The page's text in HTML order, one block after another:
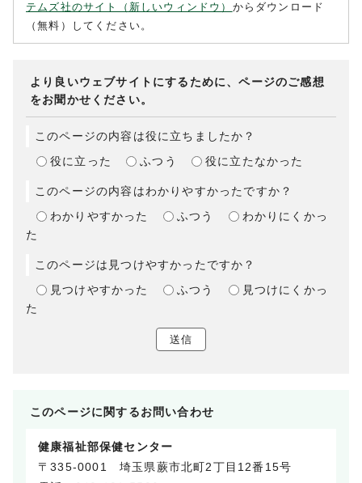
テムズ社のサイト（新しいウィンドウ） からダウンロード
（無料）してください。
より良いウェブサイトにするために、ページのご感想
をお聞かせください。
このページの内容は役に立ちましたか？
役に立った
ふつう 役に立たなかった
このページの内容はわかりやすかったですか？
わかりやすかった
ふつう
わかりにくかっ
た
このページは見つけやすかったですか？
見つけやすかった
ふつう
見つけにくかっ
た
送信
このページに関するお問い合わせ
健康福祉部保健センター
〒335-0001 埼玉県蕨市北町2丁目12番15号